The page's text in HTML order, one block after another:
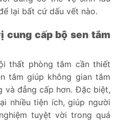
lại bất cứ dấu vết nào.
cung cấp bộ sen tắm
thất phòng tắm cần thiết
tắm giúp không gian tắm
và đẳng cấp hơn. Đặc biệt,
nhiều tiện ích, giúp người
tuyệt vời trong quá